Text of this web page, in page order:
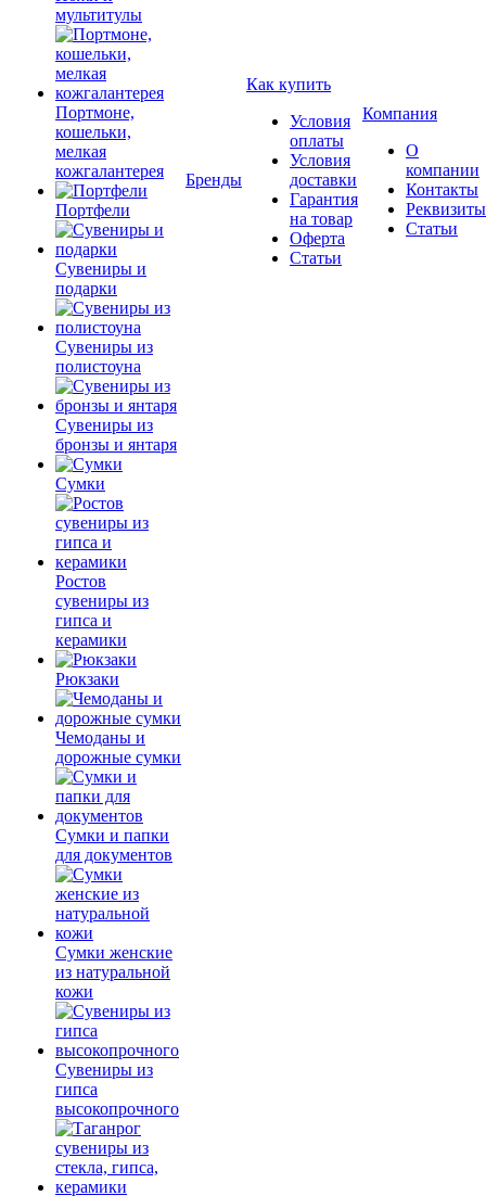
мультитулы
Портмоне,
кошельки,
мелкая
кожгалантерея
Портфели
Сувениры и
подарки
Сувениры из
полистоуна
Сувениры из
бронзы и янтаря
Сумки
Ростов
сувениры из
гипса и
керамики
Рюкзаки
Чемоданы и
дорожные сумки
Сумки и папки
для документов
Сумки женские
из натуральной
кожи
Сувениры из
гипса
высокопрочного
Бренды
Как купить
Условия
оплаты
Условия
доставки
Гарантия
на товар
Оферта
Статьи
Компания
О
компании
Контакты
Реквизиты
Статьи